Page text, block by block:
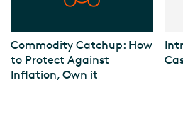
Commodity Catchup: How
to Protect Against
Inflation, Own it